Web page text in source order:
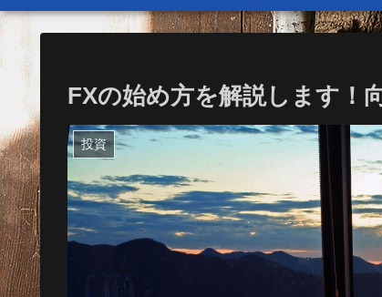
FXの始め方を解説します！
投資